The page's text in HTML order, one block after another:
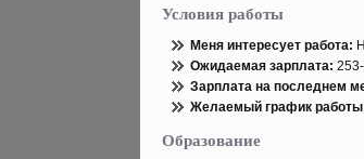
Условия работы
Меня интересует работа:
Ожидаемая зарплата:
Зарплата на пοследнем
Желаемый график
Образование